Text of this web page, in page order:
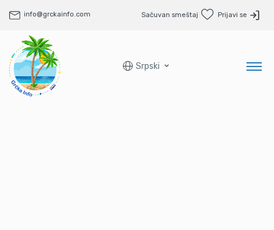
info@grckainfo.com Sačuvan smeštaj Prijavi se
Srpski